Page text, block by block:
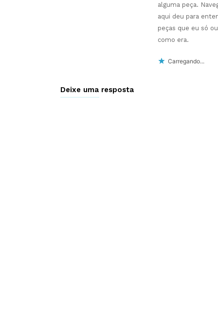
alguma peça.
aqui deu para
peças que eu só
como era.
Carregando...
Deixe uma resposta